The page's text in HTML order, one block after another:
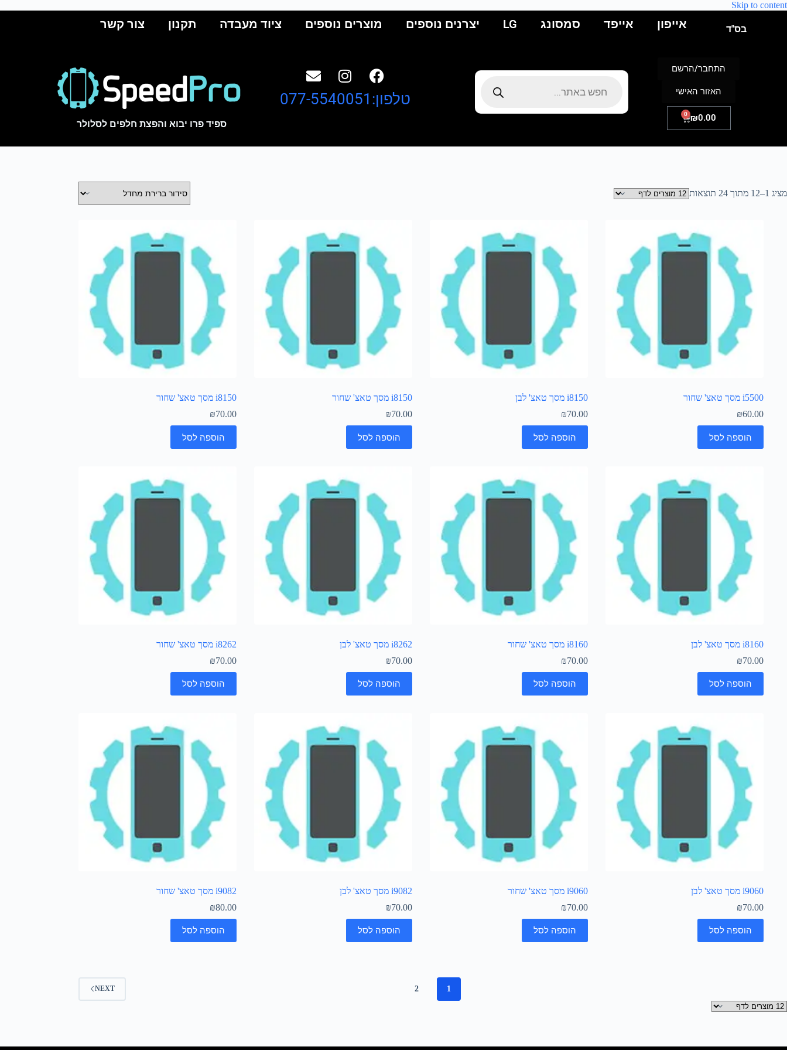
Skip to content
אייפון אייפד סמסונג LG יצרנים נוספים מוצרים נוספים ציוד מעבדה תקנון צור קשר בס"ד
₪0.00
0
התחבר/הרשם
האזור האישי
ספיד פרו יבוא והפצת חלפים לסלולר
טלפון:077-5540051
מציג 1–12 מתוך 24 תוצאות
i5500 מסך טאצ' שחור
₪60.00
הוספה לסל
i8150 מסך טאצ' לבן
₪70.00
הוספה לסל
i8150 מסך טאצ' שחור
₪70.00
הוספה לסל
i8150 מסך טאצ' שחור
₪70.00
הוספה לסל
i8160 מסך טאצ' לבן
₪70.00
הוספה לסל
i8160 מסך טאצ' שחור
₪70.00
הוספה לסל
i8262 מסך טאצ' לבן
₪70.00
הוספה לסל
i8262 מסך טאצ' שחור
₪70.00
הוספה לסל
i9060 מסך טאצ' לבן
₪70.00
הוספה לסל
i9060 מסך טאצ' שחור
₪70.00
הוספה לסל
i9082 מסך טאצ' לבן
₪70.00
הוספה לסל
i9082 מסך טאצ' שחור
₪80.00
הוספה לסל
1
2
NEXT